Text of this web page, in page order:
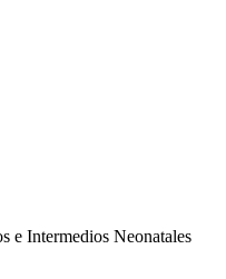
e Intermedios Neonatales